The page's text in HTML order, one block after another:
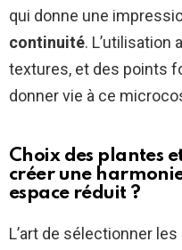
qui donne une
continuité. L’utilisation
textures, et des points
donner vie à ce
Choix des plantes
créer une
espace réduit ?
L’art de sélectionner